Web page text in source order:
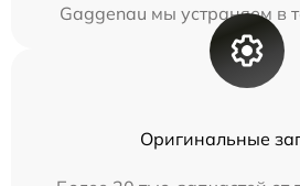
Gaggenau мы устраняем в
Оригинальные